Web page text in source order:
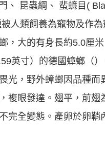
、 昆蟲綱、 蜚蠊目(
人類飼養為寵物及作
，大的有身長約5.0厘
英寸）的德國蟑螂（
光，野外蟑螂因品種而
複眼發達。翅平，前
完全變態。產卵於卵